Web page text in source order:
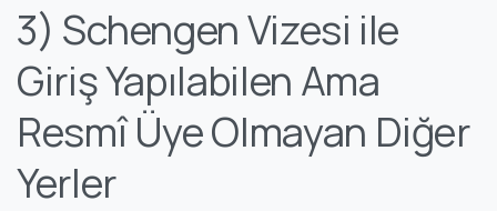
3) Schengen Vizesi ile
Giriş Yapılabilen Ama
Resmî Üye Olmayan Diğer
Yerler